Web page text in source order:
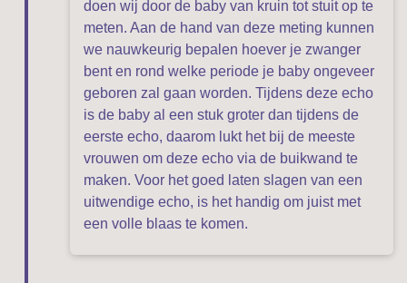
doen wij door de baby van kruin tot stuit op te
meten. Aan de hand van deze meting kunnen
we nauwkeurig bepalen hoever je zwanger
bent en rond welke periode je baby ongeveer
geboren zal gaan worden. Tijdens deze echo
is de baby al een stuk groter dan tijdens de
eerste echo, daarom lukt het bij de meeste
vrouwen om deze echo via de buikwand te
maken. Voor het goed laten slagen van een
uitwendige echo, is het handig om juist met
een volle blaas te komen.